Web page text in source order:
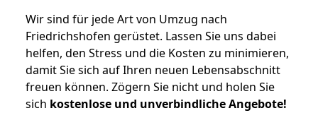
Wir sind für jede Art von Umzug nach
Friedrichshofen gerüstet. Lassen Sie uns dabei
helfen, den Stress und die Kosten zu minimieren,
damit Sie sich auf Ihren neuen Lebensabschnitt
freuen können. Zögern Sie nicht und holen Sie
sich kostenlose und unverbindliche Angebote!